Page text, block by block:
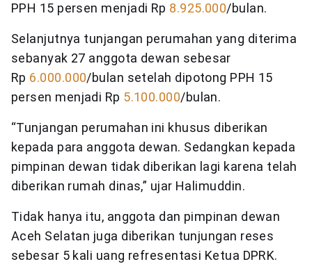
PPH 15 persen menjadi Rp 8.925.000/bulan.
Selanjutnya tunjangan perumahan yang diterima
sebanyak 27 anggota dewan sebesar
Rp 6.000.000/bulan setelah dipotong PPH 15
persen menjadi Rp 5.100.000/bulan.
“Tunjangan perumahan ini khusus diberikan
kepada para anggota dewan. Sedangkan kepada
pimpinan dewan tidak diberikan lagi karena telah
diberikan rumah dinas,” ujar Halimuddin.
Tidak hanya itu, anggota dan pimpinan dewan
Aceh Selatan juga diberikan tunjungan reses
sebesar 5 kali uang refresentasi Ketua DPRK.